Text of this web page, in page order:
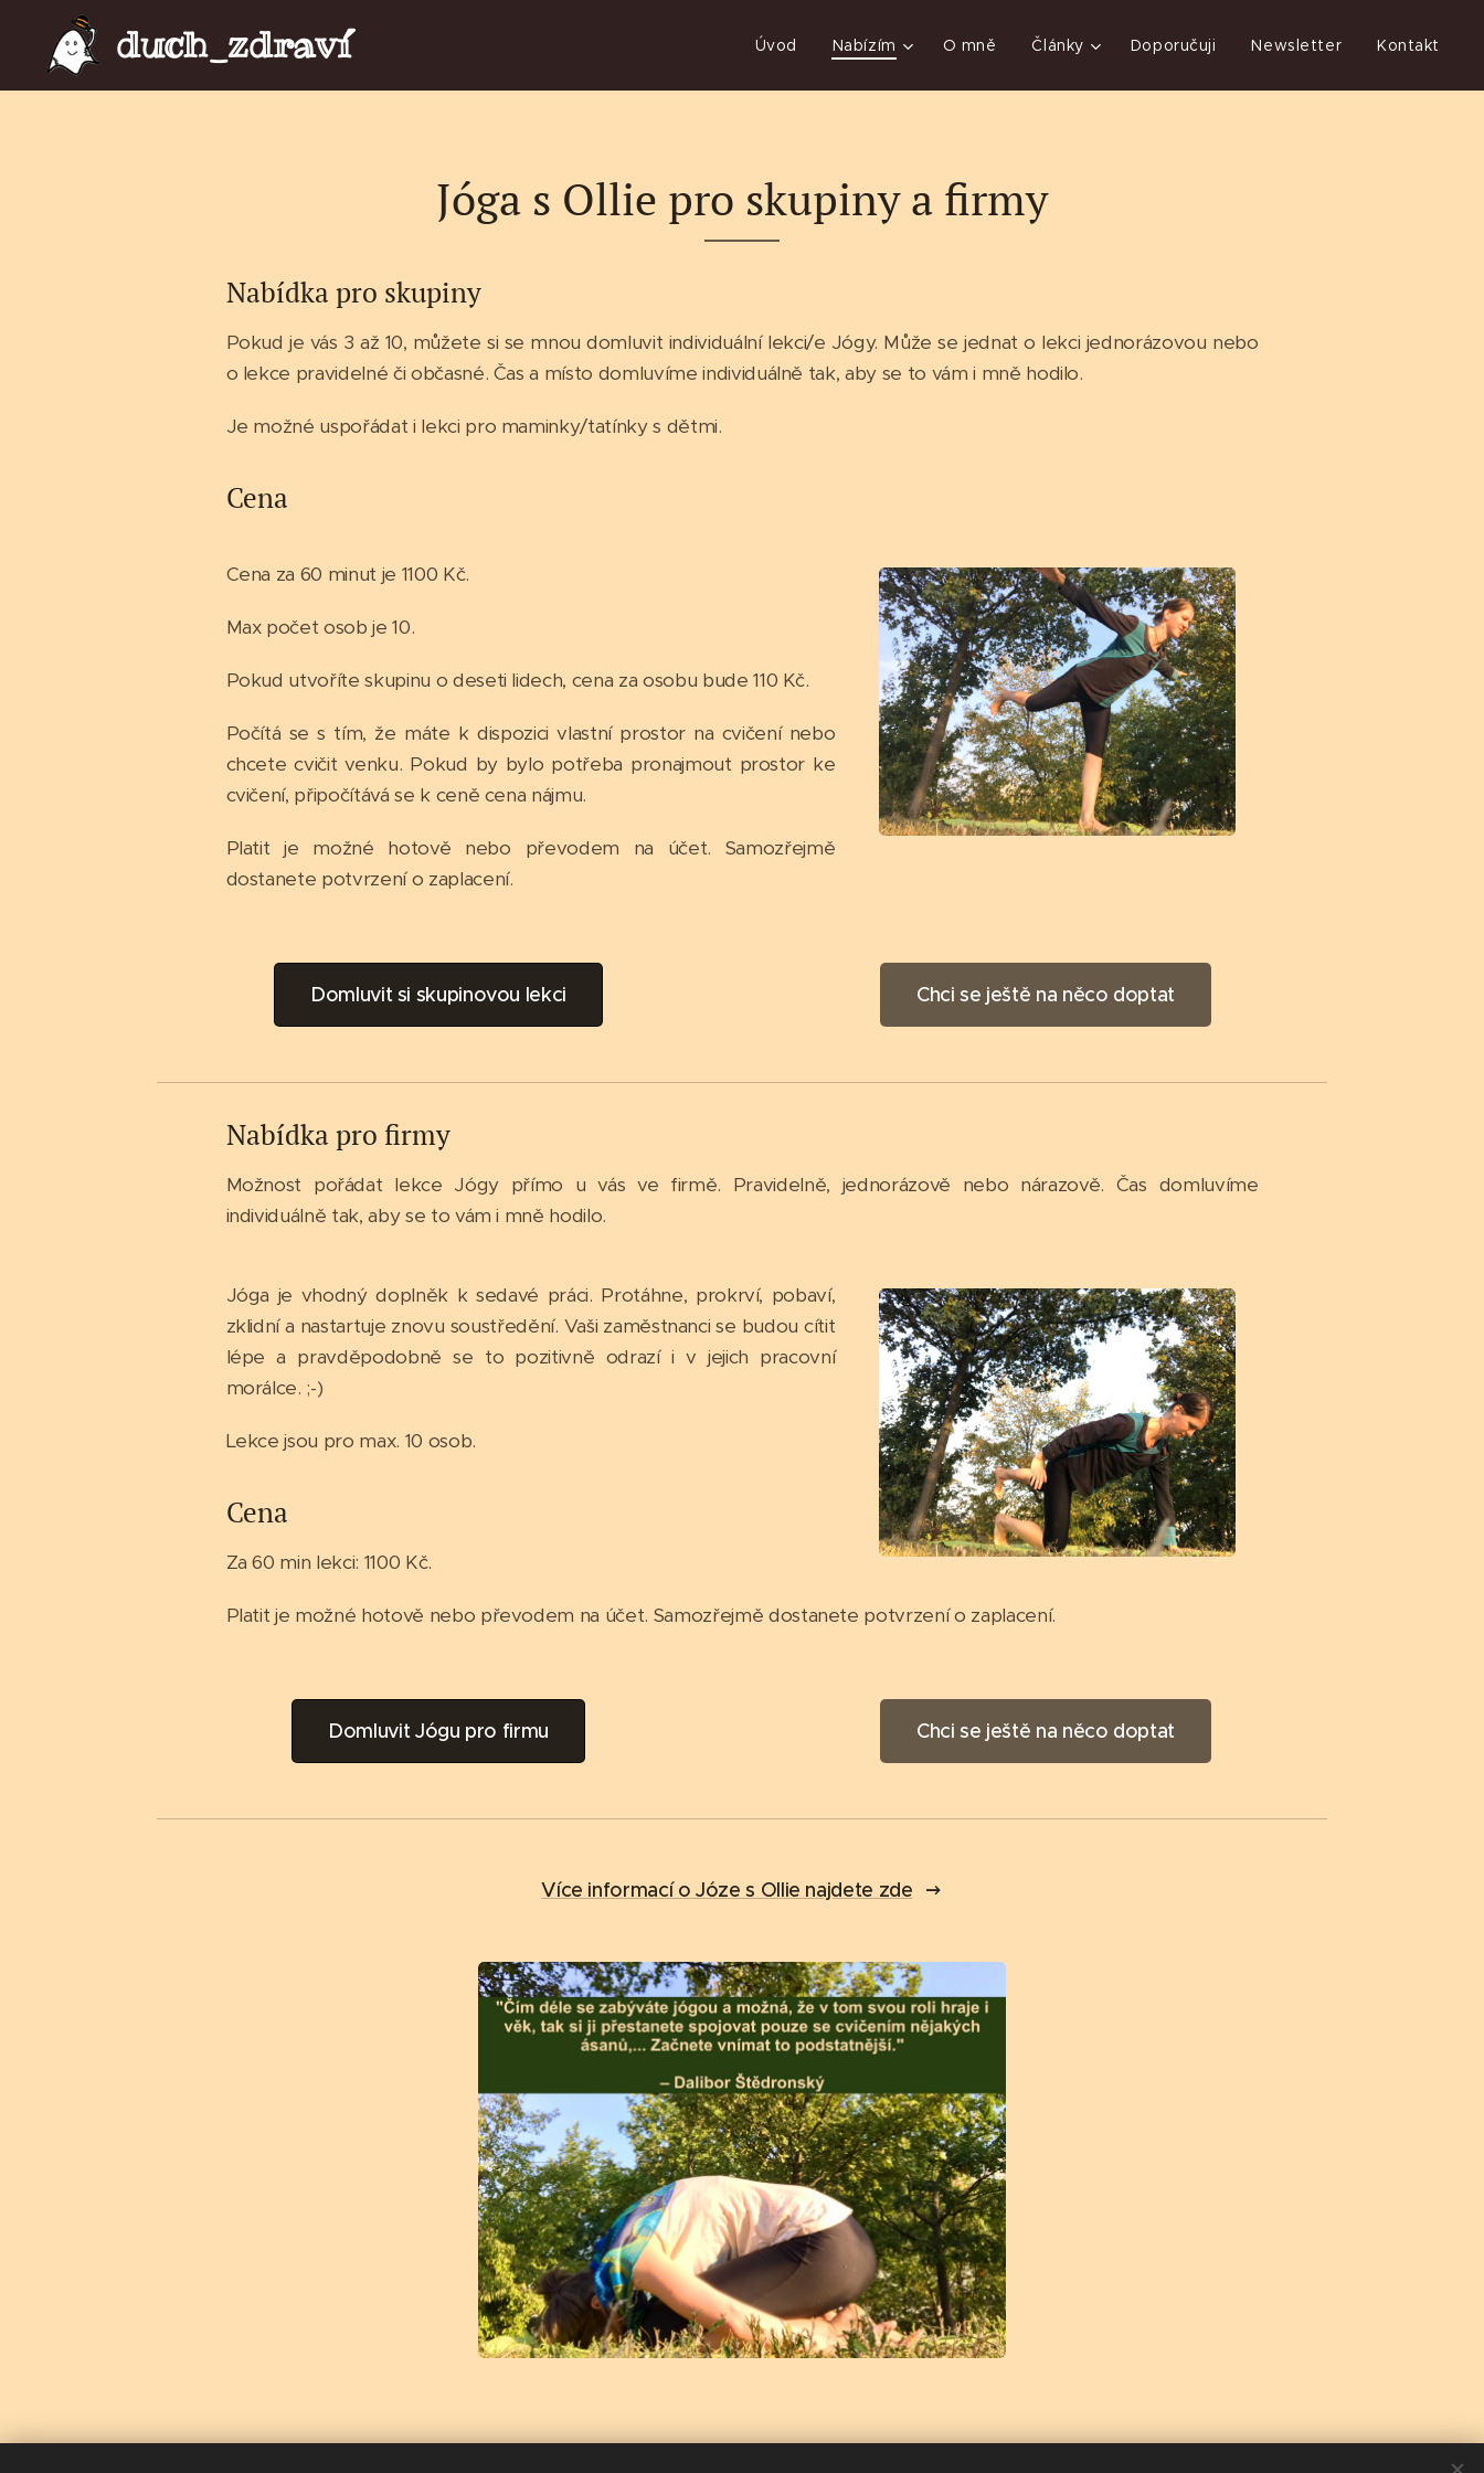
duch_zdraví Úvod Nabízím O mně Články Doporučuji Newsletter Kontakt
Jóga s Ollie pro skupiny a firmy
Nabídka pro skupiny
Pokud je vás 3 až 10, můžete si se mnou domluvit individuální lekci/e Jógy. Může se jednat o lekci jednorázovou nebo
o lekce pravidelné či občasné. Čas a místo domluvíme individuálně tak, aby se to vám i mně hodilo.
Je možné uspořádat i lekci pro maminky/tatínky s dětmi.
Cena
Cena za 60 minut je 1100 Kč.
Max počet osob je 10.
Pokud utvoříte skupinu o deseti lidech, cena za osobu bude 110 Kč.
Počítá se s tím, že máte k dispozici vlastní prostor na cvičení nebo
chcete cvičit venku. Pokud by bylo potřeba pronajmout prostor ke
cvičení, připočítává se k ceně cena nájmu.
Platit je možné hotově nebo převodem na účet. Samozřejmě
dostanete potvrzení o zaplacení.
Domluvit si skupinovou lekci Chci se ještě na něco doptat
Nabídka pro firmy
Možnost pořádat lekce Jógy přímo u vás ve firmě. Pravidelně, jednorázově nebo nárazově. Čas domluvíme
individuálně tak, aby se to vám i mně hodilo.
Jóga je vhodný doplněk k sedavé práci. Protáhne, prokrví, pobaví,
zklidní a nastartuje znovu soustředění. Vaši zaměstnanci se budou cítit
lépe a pravděpodobně se to pozitivně odrazí i v jejich pracovní
morálce. ;-)
Lekce jsou pro max. 10 osob.
Cena
Za 60 min lekci: 1100 Kč.
Platit je možné hotově nebo převodem na účet. Samozřejmě dostanete potvrzení o zaplacení.
Domluvit Jógu pro firmu Chci se ještě na něco doptat
Více informací o Józe s Ollie najdete zde